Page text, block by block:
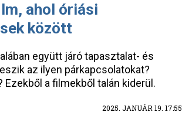
ahol óriási
között
együtt járó tapasztalat- és
az ilyen párkapcsolatokat?
a filmekből talán kiderül.
2025. JANUÁR 19. 17:55